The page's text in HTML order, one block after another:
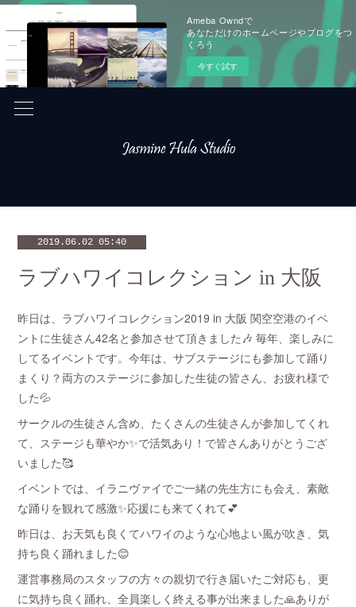
Ameba Owndで
あなただけのホームページやブログをつ
くろう
今すぐ試す
2019.06.02 05:40
ラブハワイコレクション in 大阪
昨日は、ラブハワイコレクション2019 in 大阪 関空空港のイベ
ントに生徒さん42名と参加させて頂きました🎶 毎年、楽しみに
してるイベントです。今年は、サブステージにも参加して踊り
まくり？両方のステージに参加した生徒の皆さん、お疲れ様で
した💦
サークルの生徒さん含め、たくさんの生徒さんが参加してくれ
て、ステージも華やか✨で活気あり！で皆さんありがとうござ
いました🥰
イベントでは、イラニヴァイでご一緒の先生方にも会え、素敵
な踊りを観れて感激✨応援にも来てくれて💕
昨日は、お天気も良くてハワイのような心地よい風が吹き、気
持ち良く踊れました😊
運営事務局のスタッフの方々の親切で行き届いたご対応も、更
に気持ち良く踊れ、全員楽しく終える事が出来ました🙏ありが